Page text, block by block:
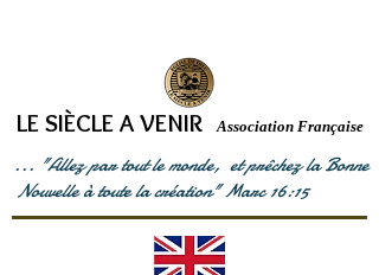
LE SIÈCLE A VENIR Association Française
... "Allez par tout le monde, et prêchez la Bonne
Nouvelle à toute la création" Marc 16:15